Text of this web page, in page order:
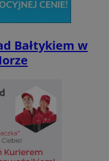
Bałtykiem w